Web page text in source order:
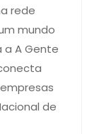
rede
mundo
a A Gente
de